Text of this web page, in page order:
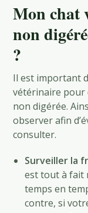
Mon chat
non
?
Il est important
vétérinaire pour
non digérée.
observer afin
consulter.
Surveiller la
est tout à fait
temps en
contre, si